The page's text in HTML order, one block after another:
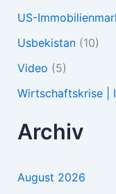
US-
Usbekistan(10)
Video (5)
Wirtschaftskrise |
Archiv
August 2026